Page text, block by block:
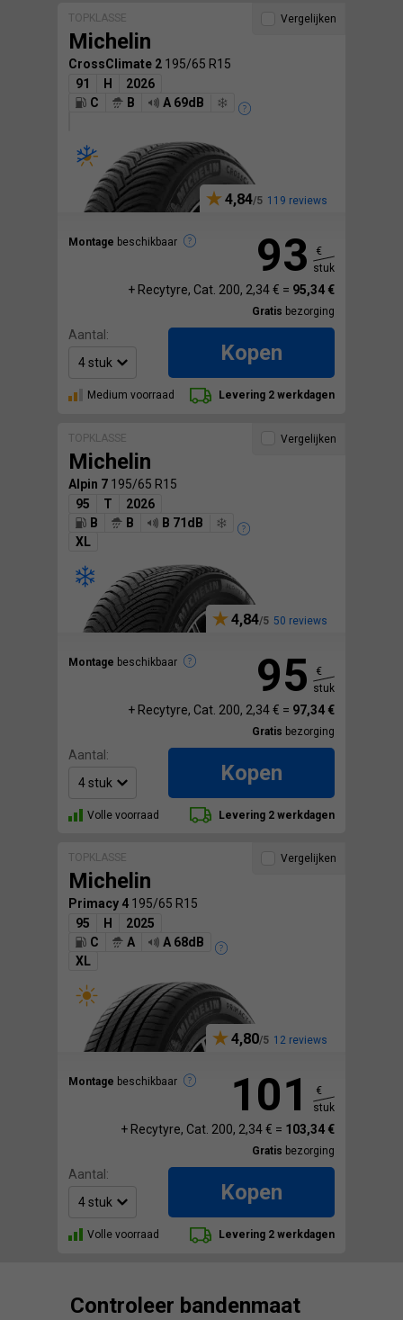
TOPKLASSE
Michelin
CrossClimate 2 195/65 R15
91
H
2026
C
B A 69dB
4,84 119 reviews
Montage beschikbaar
Vergelijken
93
€
stuk
+ Recytyre, Cat. 200, 2,34 € = 95,34 €
Gratis bezorging
Aantal:
Kopen
Medium voorraad Levering 2 werkdagen
TOPKLASSE
Michelin
Alpin 7 195/65 R15
95
T
2026
B
B
B 71dB
XL
4,84 50 reviews
Montage beschikbaar
Vergelijken
95
€
stuk
+ Recytyre, Cat. 200, 2,34 € = 97,34 €
Gratis bezorging
Aantal:
Kopen
Volle voorraad Levering 2 werkdagen
TOPKLASSE
Michelin
Primacy 4 195/65 R15
95
H
2025
C
A
A 68dB
XL
4,80 12 reviews
Montage beschikbaar
Vergelijken
101
€
stuk
+ Recytyre, Cat. 200, 2,34 € = 103,34 €
Gratis bezorging
Aantal:
Kopen
Volle voorraad Levering 2 werkdagen
Controleer bandenmaat